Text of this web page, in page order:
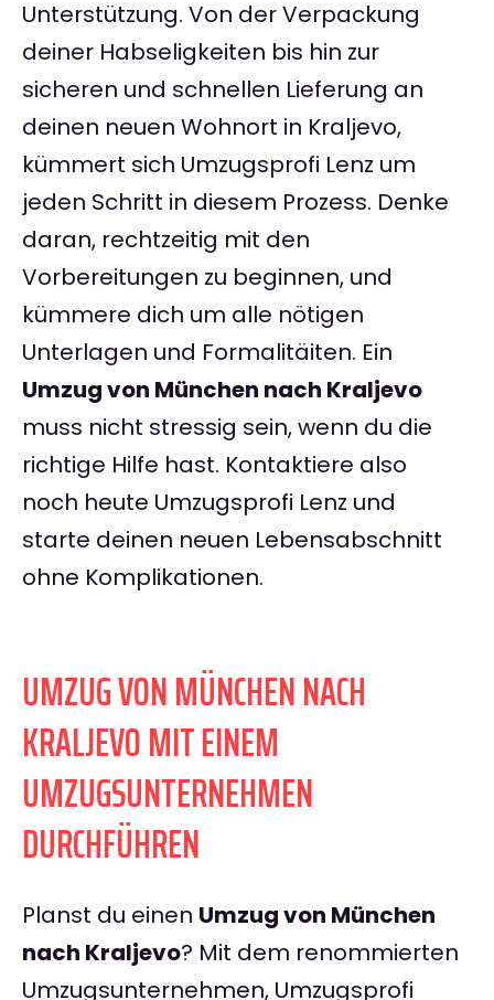
Unterstützung. Von der Verpackung
deiner Habseligkeiten bis hin zur
sicheren und schnellen Lieferung an
deinen neuen Wohnort in Kraljevo,
kümmert sich Umzugsprofi Lenz um
jeden Schritt in diesem Prozess. Denke
daran, rechtzeitig mit den
Vorbereitungen zu beginnen, und
kümmere dich um alle nötigen
Unterlagen und Formalitäiten. Ein
Umzug von München nach Kraljevo
muss nicht stressig sein, wenn du die
richtige Hilfe hast. Kontaktiere also
noch heute Umzugsprofi Lenz und
starte deinen neuen Lebensabschnitt
ohne Komplikationen.
UMZUG VON MÜNCHEN NACH
KRALJEVO MIT EINEM
UMZUGSUNTERNEHMEN
DURCHFÜHREN
Planst du einen Umzug von München
nach Kraljevo? Mit dem renommierten
Umzugsunternehmen, Umzugsprofi